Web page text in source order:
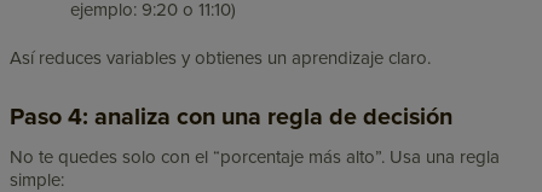
ejemplo: 9:20 o 11:10)
Así reduces variables y obtienes un aprendizaje claro.
Paso 4: analiza con una regla de decisión
No te quedes solo con el “porcentaje más alto”. Usa una regla
simple: